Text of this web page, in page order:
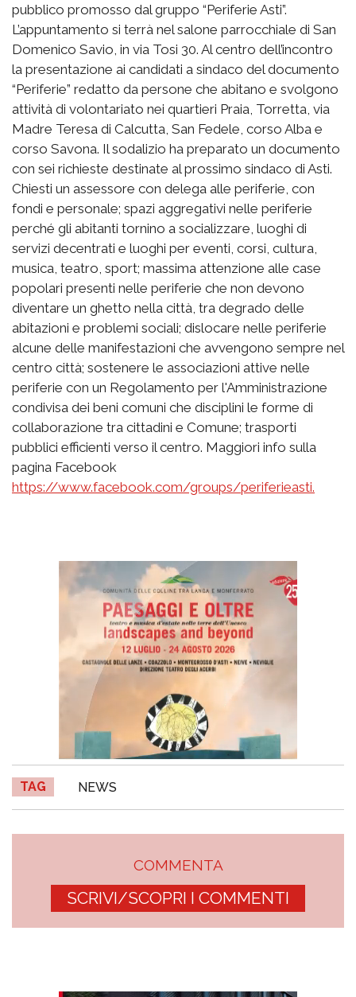
pubblico promosso dal gruppo “Periferie Asti”.
L’appuntamento si terrà nel salone parrocchiale di San
Domenico Savio, in via Tosi 30. Al centro dell’incontro
la presentazione ai candidati a sindaco del documento
“Periferie” redatto da persone che abitano e svolgono
attività di volontariato nei quartieri Praia, Torretta, via
Madre Teresa di Calcutta, San Fedele, corso Alba e
corso Savona. Il sodalizio ha preparato un documento
con sei richieste destinate al prossimo sindaco di Asti.
Chiesti un assessore con delega alle periferie, con
fondi e personale; spazi aggregativi nelle periferie
perché gli abitanti tornino a socializzare, luoghi di
servizi decentrati e luoghi per eventi, corsi, cultura,
musica, teatro, sport; massima attenzione alle case
popolari presenti nelle periferie che non devono
diventare un ghetto nella città, tra degrado delle
abitazioni e problemi sociali; dislocare nelle periferie
alcune delle manifestazioni che avvengono sempre nel
centro città; sostenere le associazioni attive nelle
periferie con un Regolamento per l'Amministrazione
condivisa dei beni comuni che disciplini le forme di
collaborazione tra cittadini e Comune; trasporti
pubblici efficienti verso il centro. Maggiori info sulla
pagina Facebook
https://www.facebook.com/groups/periferieasti.
TAG NEWS
COMMENTA
SCRIVI/SCOPRI I COMMENTI